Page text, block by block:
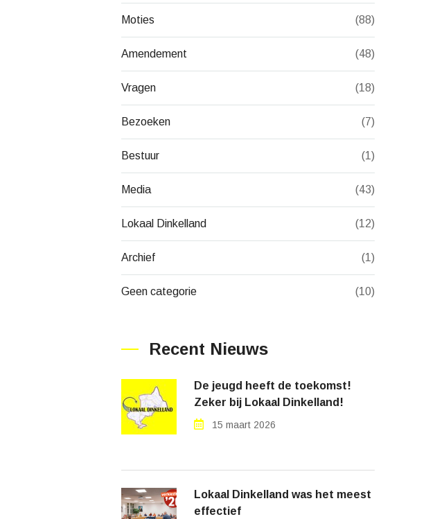
Moties (88)
Amendement (48)
Vragen (18)
Bezoeken (7)
Bestuur (1)
Media (43)
Lokaal Dinkelland (12)
Archief (1)
Geen categorie (10)
Recent Nieuws
De jeugd heeft de toekomst!
Zeker bij Lokaal Dinkelland!
15 maart 2026
Lokaal Dinkelland was het meest
effectief